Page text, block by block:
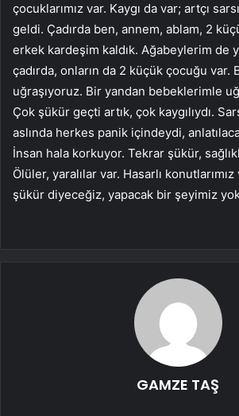
çocuklarımız var. Kaygı da var; artçı
geldi. Çadırda ben, annem, ablam, 2
erkek kardeşim kaldık. Ağabeylerim de
çadırda, onların da 2 küçük çocuğu var.
uğraşıyoruz. Bir yandan bebeklerimle
Çok şükür geçti artık, çok kaygılıydı.
aslında herkes panik içindeydi,
İnsan hala korkuyor. Tekrar şükür,
Ölüler, yaralılar var. Hasarlı konutlarımız
şükür diyeceğiz, yapacak bir şeyimiz
GAMZE TAŞ